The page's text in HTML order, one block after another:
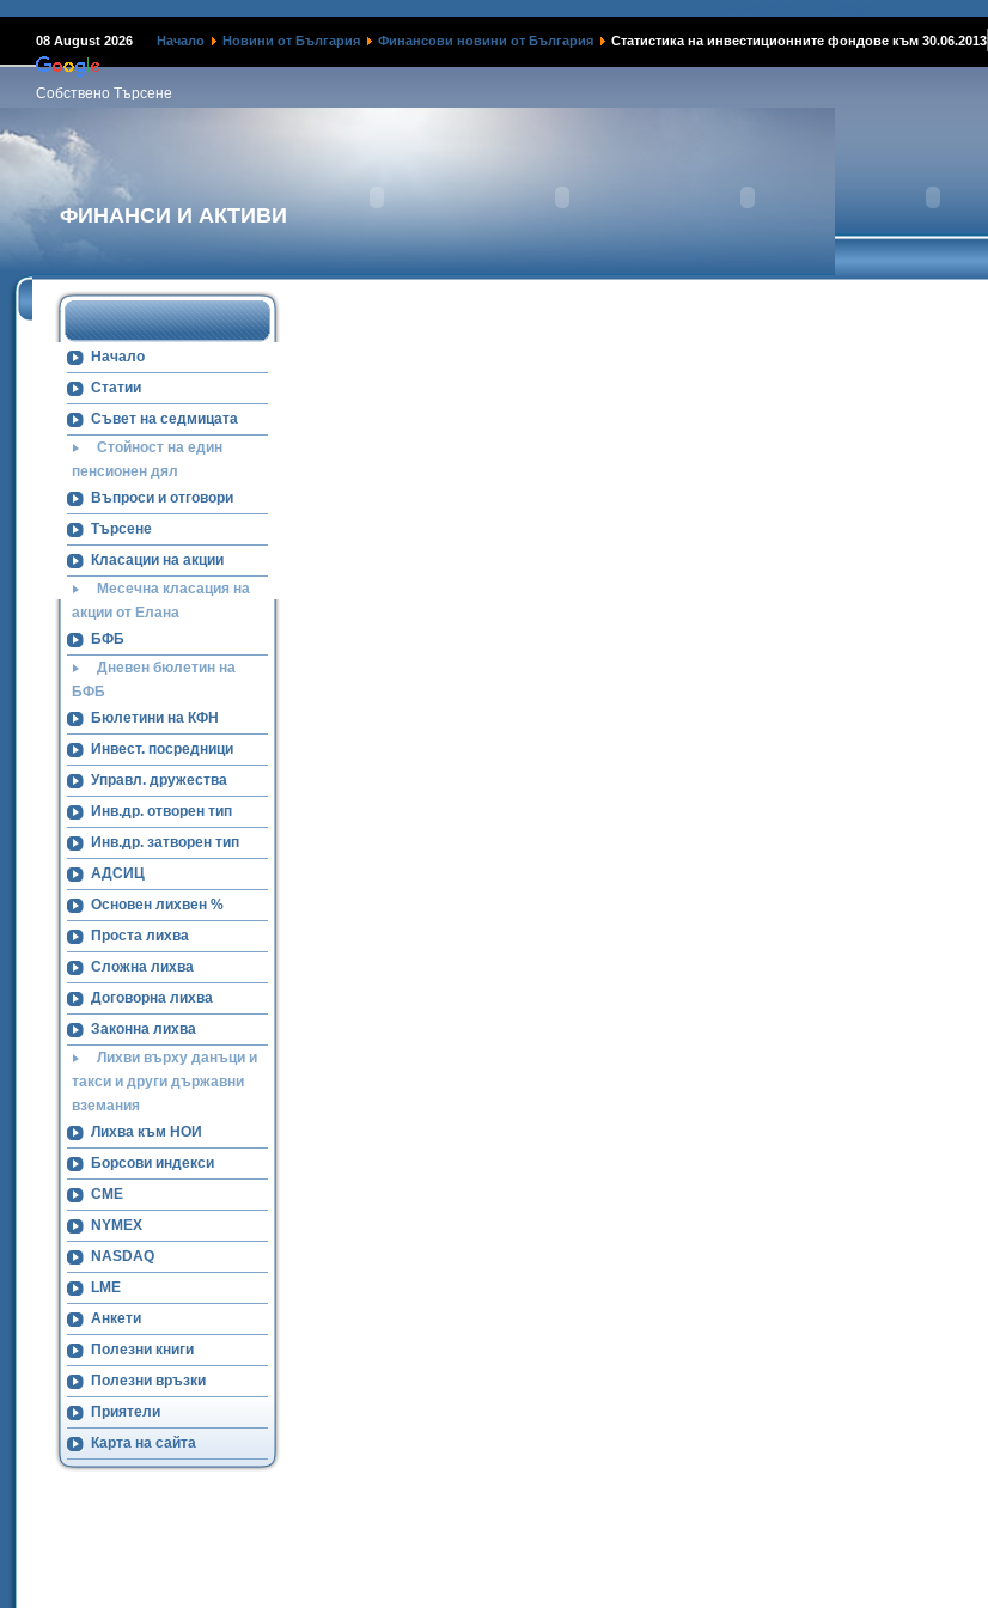
08 August 2026 Начало Новини от България Финансови новини от България Статистика на инвестиционните фондове към 30.06.2013
Собствено Търсене
ФИНАНСИ И АКТИВИ
Начало
Статии
Съвет на седмицата
Стойност на един
пенсионен дял
Въпроси и отговори
Търсене
Класации на акции
Месечна класация на
акции от Елана
БФБ
Дневен бюлетин на
БФБ
Бюлетини на КФН
Инвест. посредници
Управл. дружества
Инв.др. отворен тип
Инв.др. затворен тип
АДСИЦ
Основен лихвен %
Проста лихва
Сложна лихва
Договорна лихва
Законна лихва
Лихви върху данъци и
такси и други държавни
вземания
Лихва към НОИ
Борсови индекси
CME
NYMEX
NASDAQ
LME
Анкети
Полезни книги
Полезни връзки
Приятели
Карта на сайта